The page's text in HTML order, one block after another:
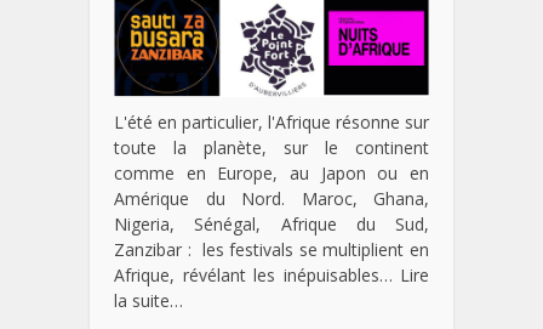
L'été en particulier, l'Afrique résonne sur
toute la planète, sur le continent
comme en Europe, au Japon ou en
Amérique du Nord. Maroc, Ghana,
Nigeria, Sénégal, Afrique du Sud,
Zanzibar : les festivals se multiplient en
Afrique, révélant les inépuisables… Lire
la suite…